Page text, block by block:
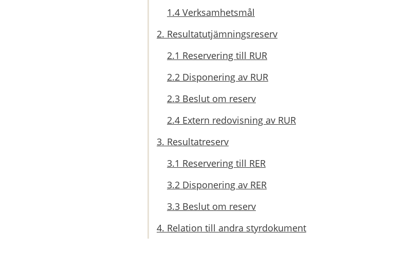
1.4 Verksamhetsmål
2. Resultatutjämningsreserv
2.1 Reservering till RUR
2.2 Disponering av RUR
2.3 Beslut om reserv
2.4 Extern redovisning av RUR
3. Resultatreserv
3.1 Reservering till RER
3.2 Disponering av RER
3.3 Beslut om reserv
4. Relation till andra styrdokument